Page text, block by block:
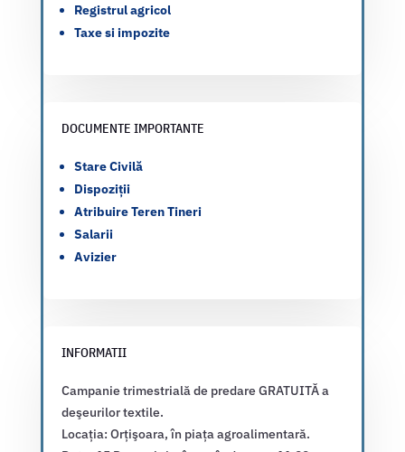
Registrul agricol
Taxe si impozite
DOCUMENTE IMPORTANTE
Stare Civilă
Dispoziții
Atribuire Teren Tineri
Salarii
Avizier
INFORMATII
Campanie trimestrială de predare GRATUITĂ a
deşeurilor textile.
Locația: Orțişoara, în piața agroalimentară.